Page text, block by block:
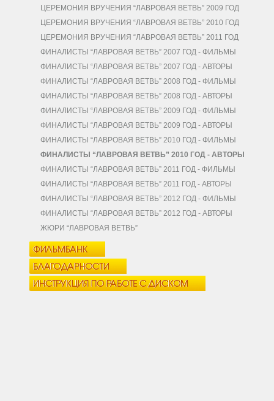
ЦЕРЕМОНИЯ ВРУЧЕНИЯ “ЛАВРОВАЯ ВЕТВЬ” 2009 ГОД
ЦЕРЕМОНИЯ ВРУЧЕНИЯ “ЛАВРОВАЯ ВЕТВЬ” 2010 ГОД
ЦЕРЕМОНИЯ ВРУЧЕНИЯ “ЛАВРОВАЯ ВЕТВЬ” 2011 ГОД
ФИНАЛИСТЫ “ЛАВРОВАЯ ВЕТВЬ” 2007 ГОД - ФИЛЬМЫ
ФИНАЛИСТЫ “ЛАВРОВАЯ ВЕТВЬ” 2007 ГОД - АВТОРЫ
ФИНАЛИСТЫ “ЛАВРОВАЯ ВЕТВЬ” 2008 ГОД - ФИЛЬМЫ
ФИНАЛИСТЫ “ЛАВРОВАЯ ВЕТВЬ” 2008 ГОД - АВТОРЫ
ФИНАЛИСТЫ “ЛАВРОВАЯ ВЕТВЬ” 2009 ГОД - ФИЛЬМЫ
ФИНАЛИСТЫ “ЛАВРОВАЯ ВЕТВЬ” 2009 ГОД - АВТОРЫ
ФИНАЛИСТЫ “ЛАВРОВАЯ ВЕТВЬ” 2010 ГОД - ФИЛЬМЫ
ФИНАЛИСТЫ “ЛАВРОВАЯ ВЕТВЬ” 2010 ГОД - АВТОРЫ
ФИНАЛИСТЫ “ЛАВРОВАЯ ВЕТВЬ” 2011 ГОД - ФИЛЬМЫ
ФИНАЛИСТЫ “ЛАВРОВАЯ ВЕТВЬ” 2011 ГОД - АВТОРЫ
ФИНАЛИСТЫ “ЛАВРОВАЯ ВЕТВЬ” 2012 ГОД - ФИЛЬМЫ
ФИНАЛИСТЫ “ЛАВРОВАЯ ВЕТВЬ” 2012 ГОД - АВТОРЫ
ЖЮРИ “ЛАВРОВАЯ ВЕТВЬ”